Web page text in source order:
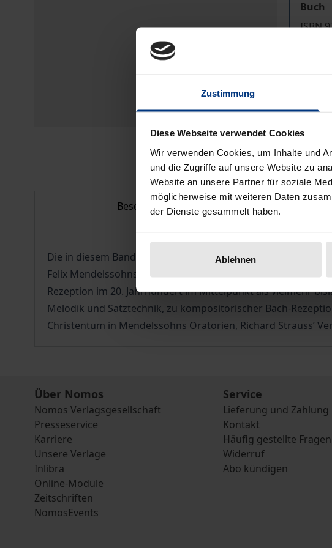
Zustimmung
Diese Webseite verwendet Cookies
Wir verwenden Cookies, um Inhalte und
und die Zugriffe auf unsere Website zu
Website an unsere Partner für soziale
möglicherweise mit weiteren Daten
der Dienste gesammelt haben.
Ablehnen
Buch
ISBN
Beschreibung
Die in diesem Band versammelten Beiträge gehen zurück
Felix Mendelssohns“ an der Hochschule für Musik und
Rezeption im 20. Jahrhundert im Mittelpunkt als vielmehr
Melodik und Satztechnik, zu kompositorischer Bach-
Christentum in Mendelssohns Oratorien, Richard Strauss’
Über Nomos
Nomos Verlagsgesellschaft
Presseservice
Karriere
Unsere Verlage
Inlibra
Online-Module
Zeitschriften
NomosEvents
Service
Lieferung und Zahlung
Kontakt
Häufig gestellte Fragen
Widerruf
Abo kündigen